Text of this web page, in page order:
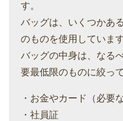
す。
バッグは、いくつかあ
のものを使用しています
バッグの中身は、なる
要最低限のものに絞っ
・お金やカード（必要
・社員証